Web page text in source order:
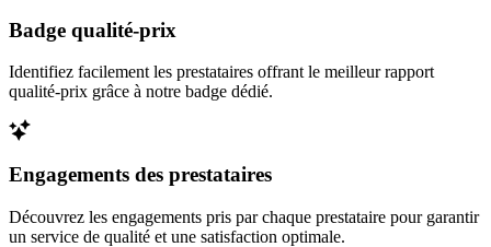
Badge qualité-prix
Identifiez facilement les prestataires offrant le meilleur rapport
qualité-prix grâce à notre badge dédié.
Engagements des prestataires
Découvrez les engagements pris par chaque prestataire pour garantir
un service de qualité et une satisfaction optimale.